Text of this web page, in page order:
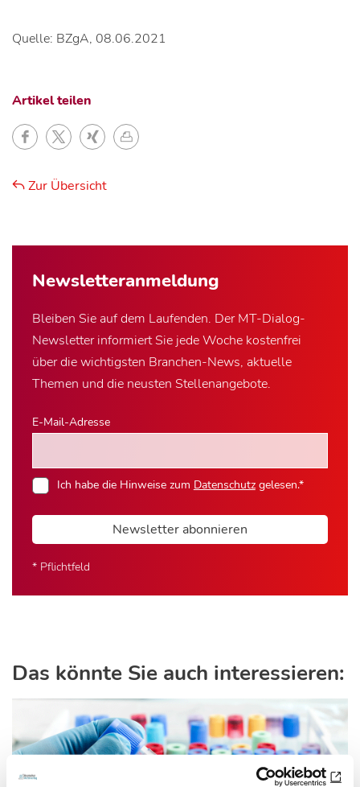
Newsletter­anmeldung
Bleiben Sie auf dem Laufenden. Der MT-Dialog-
Newsletter informiert Sie jede Woche kostenfrei
über die wichtigsten Branchen-News, aktuelle
Themen und die neusten Stellenangebote.
E-Mail-Adresse
Ich habe die Hinweise zum Datenschutzgelesen.*
Newsletter abonnieren
* Pflichtfeld
Quelle: BZgA, 08.06.2021
Artikel teilen
Zur Übersicht
Das könnte Sie auch interessieren: